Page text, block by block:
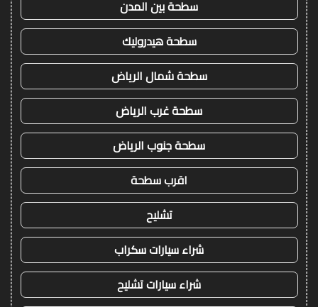
سطحة بين المدن
سطحة هيدروليك
سطحة شمال الرياض
سطحة غرب الرياض
سطحة جنوب الرياض
اقرب سطحة
تشليح
شراء سيارات سكراب
شراء سيارات تشليح